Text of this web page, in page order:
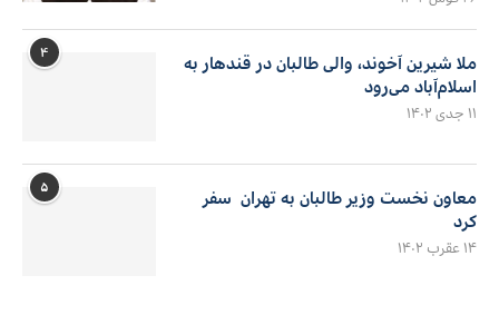
۴
ملا شیرین آخوند، والی طالبان در قندهار به
اسلام‌آباد می‌رود
۱۱ جدی ۱۴۰۲
۵
معاون نخست وزیر طالبان به تهران سفر
کرد
۱۴ عقرب ۱۴۰۲